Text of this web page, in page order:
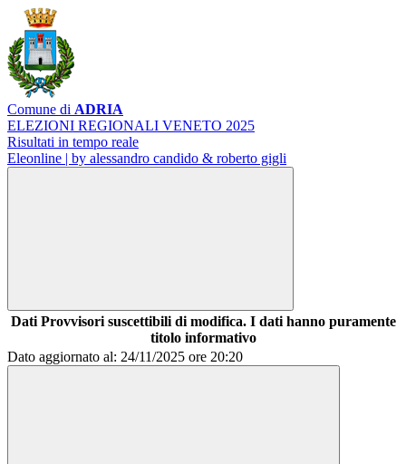
Comune di ADRIA
ELEZIONI REGIONALI VENETO 2025
Risultati in tempo reale
Eleonline | by alessandro candido & roberto gigli
Dati Provvisori suscettibili di modifica. I dati hanno puramente
titolo informativo
Dato aggiornato al: 24/11/2025 ore 20:20